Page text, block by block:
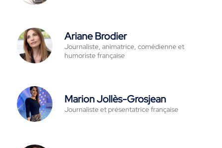
Ariane Brodier
Journaliste, animatrice, comédienne et
humoriste française
Marion Jollès-Grosjean
Journaliste et présentatrice française